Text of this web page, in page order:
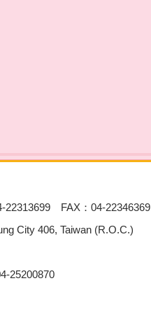
FAX：04-22346369
City 406, Taiwan (R.O.C.)
25200870